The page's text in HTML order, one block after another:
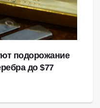
подорожание
до $77